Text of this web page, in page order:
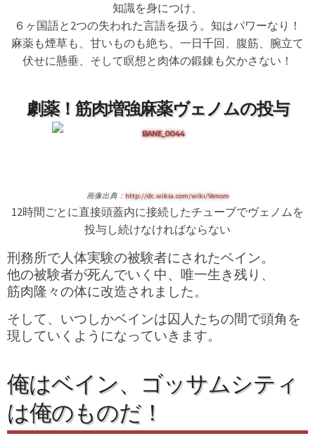
知識を身につけ、
６ヶ国語と2つの失われた言語を扱う。知はパワーなり！
麻薬も煙草も、甘いものも絶ち、一日千回、腹筋、腕立て
伏せに懸垂、そして瞑想と肉体の鍛錬も欠かさない！
劇薬！筋肉増強麻薬ヴェノムの投与
画像出典： http://dc.wikia.com/wiki/Venom
12時間ごとに直接頭蓋内に接続したチューブでヴェノムを
投与し続けなければならない
刑務所で人体実験の被験者にされたベイン。
他の被験者が死んでいく中、唯一生き残り、
筋肉隆々の体に改造されました。
そして、いつしかベインは囚人たちの間で頭角を
現していくようになっていきます。
俺はベイン、ゴッサムシティ
は俺のものだ！